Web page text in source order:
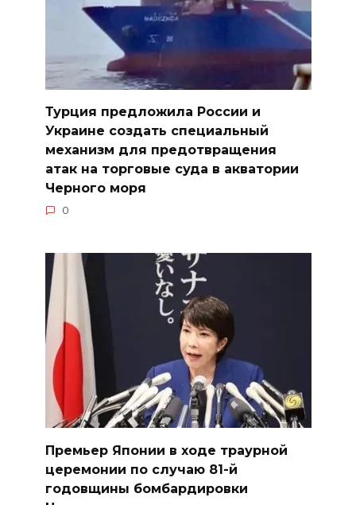
Турция предложила России и
Украине создать специальный
механизм для предотвращения
атак на торговые суда в акватории
Черного моря
0
Премьер Японии в ходе траурной
церемонии по случаю 81-й
годовщины бомбардировки